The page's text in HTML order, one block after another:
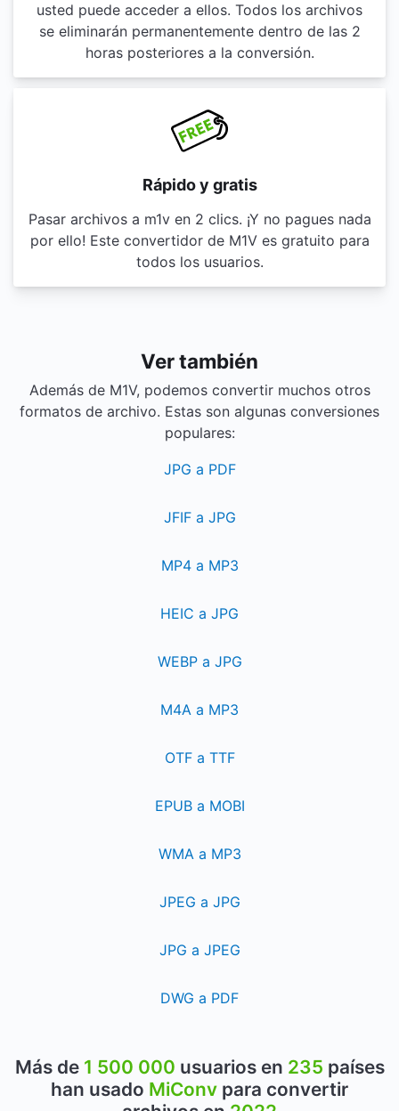
usted puede acceder a ellos. Todos los archivos
se eliminarán permanentemente dentro de las 2
horas posteriores a la conversión.
Rápido y gratis
Pasar archivos a m1v en 2 clics. ¡Y no pagues nada
por ello! Este convertidor de M1V es gratuito para
todos los usuarios.
Ver también
Además de M1V, podemos convertir muchos otros
formatos de archivo. Estas son algunas conversiones
populares:
JPG a PDF
JFIF a JPG
MP4 a MP3
HEIC a JPG
WEBP a JPG
M4A a MP3
OTF a TTF
EPUB a MOBI
WMA a MP3
JPEG a JPG
JPG a JPEG
DWG a PDF
Más de 1 500 000 usuarios en 235 países
han usado MiConv para convertir